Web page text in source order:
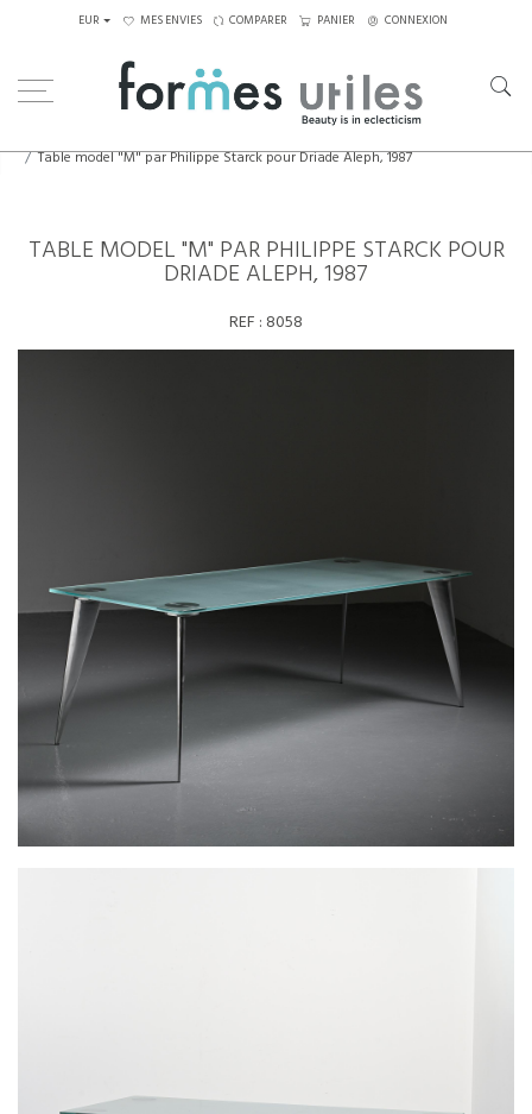
EUR MES ENVIES COMPARER PANIER CONNEXION
Table model "M" par Philippe Starck pour Driade Aleph, 1987
TABLE MODEL "M" PAR PHILIPPE STARCK POUR
DRIADE ALEPH, 1987
REF : 8058